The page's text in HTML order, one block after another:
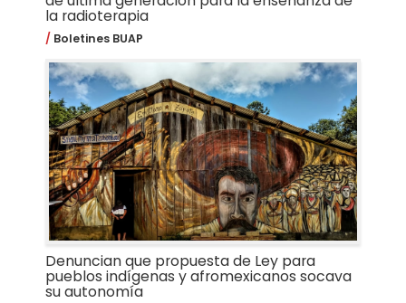
la radioterapia
Boletines BUAP
Denuncian que propuesta de Ley para
pueblos indígenas y afromexicanos socava
su autonomía